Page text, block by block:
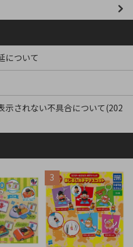
について
示されない不具合について(202
3